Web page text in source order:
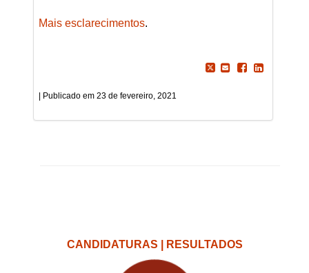
Mais esclarecimentos.
23 de fevereiro, 2021
CANDIDATURAS | RESULTADOS